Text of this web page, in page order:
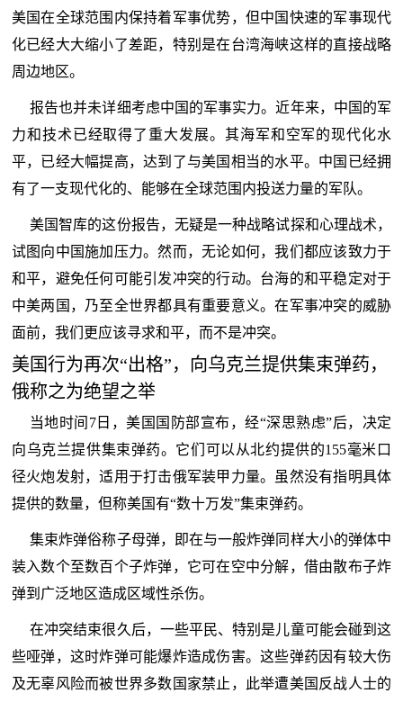
美国在全球范围内保持着军事优势，但中国快速的军事现代
化已经大大缩小了差距，特别是在台湾海峡这样的直接战略
周边地区。
报告也并未详细考虑中国的军事实力。近年来，中国的军
力和技术已经取得了重大发展。其海军和空军的现代化水
平，已经大幅提高，达到了与美国相当的水平。中国已经拥
有了一支现代化的、能够在全球范围内投送力量的军队。
美国智库的这份报告，无疑是一种战略试探和心理战术，
试图向中国施加压力。然而，无论如何，我们都应该致力于
和平，避免任何可能引发冲突的行动。台海的和平稳定对于
中美两国，乃至全世界都具有重要意义。在军事冲突的威胁
面前，我们更应该寻求和平，而不是冲突。
美国行为再次“出格”，向乌克兰提供集束弹药，
俄称之为绝望之举
当地时间7日，美国国防部宣布，经“深思熟虑”后，决定
向乌克兰提供集束弹药。它们可以从北约提供的155毫米口
径火炮发射，适用于打击俄军装甲力量。虽然没有指明具体
提供的数量，但称美国有“数十万发”集束弹药。
集束炸弹俗称子母弹，即在与一般炸弹同样大小的弹体中
装入数个至数百个子炸弹，它可在空中分解，借由散布子炸
弹到广泛地区造成区域性杀伤。
在冲突结束很久后，一些平民、特别是儿童可能会碰到这
些哑弹，这时炸弹可能爆炸造成伤害。这些弹药因有较大伤
及无辜风险而被世界多数国家禁止，此举遭美国反战人士的